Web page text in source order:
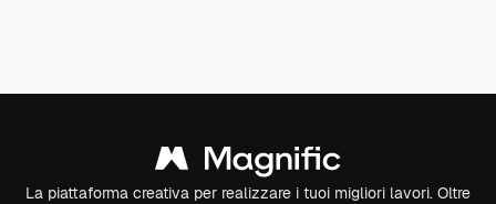
La piattaforma creativa per realizzare i tuoi migliori lavori. Oltre